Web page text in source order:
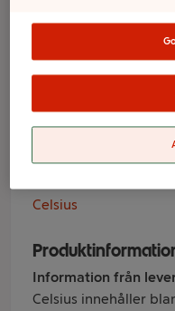
Frozen
35,5cl
Celsius
Information från
Celsius innehåller